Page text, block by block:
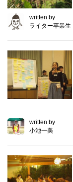
written by
ライター卒業生
written by
小池一美